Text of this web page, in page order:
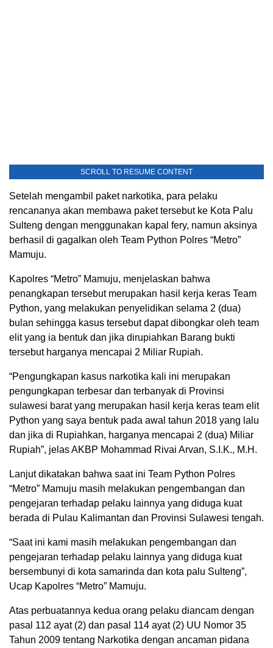
SCROLL TO RESUME CONTENT
Setelah mengambil paket narkotika, para pelaku
rencananya akan membawa paket tersebut ke Kota Palu
Sulteng dengan menggunakan kapal fery, namun aksinya
berhasil di gagalkan oleh Team Python Polres “Metro”
Mamuju.
Kapolres “Metro” Mamuju, menjelaskan bahwa
penangkapan tersebut merupakan hasil kerja keras Team
Python, yang melakukan penyelidikan selama 2 (dua)
bulan sehingga kasus tersebut dapat dibongkar oleh team
elit yang ia bentuk dan jika dirupiahkan Barang bukti
tersebut harganya mencapai 2 Miliar Rupiah.
“Pengungkapan kasus narkotika kali ini merupakan
pengungkapan terbesar dan terbanyak di Provinsi
sulawesi barat yang merupakan hasil kerja keras team elit
Python yang saya bentuk pada awal tahun 2018 yang lalu
dan jika di Rupiahkan, harganya mencapai 2 (dua) Miliar
Rupiah”, jelas AKBP Mohammad Rivai Arvan, S.I.K., M.H.
Lanjut dikatakan bahwa saat ini Team Python Polres
“Metro” Mamuju masih melakukan pengembangan dan
pengejaran terhadap pelaku lainnya yang diduga kuat
berada di Pulau Kalimantan dan Provinsi Sulawesi tengah.
“Saat ini kami masih melakukan pengembangan dan
pengejaran terhadap pelaku lainnya yang diduga kuat
bersembunyi di kota samarinda dan kota palu Sulteng”,
Ucap Kapolres “Metro” Mamuju.
Atas perbuatannya kedua orang pelaku diancam dengan
pasal 112 ayat (2) dan pasal 114 ayat (2) UU Nomor 35
Tahun 2009 tentang Narkotika dengan ancaman pidana